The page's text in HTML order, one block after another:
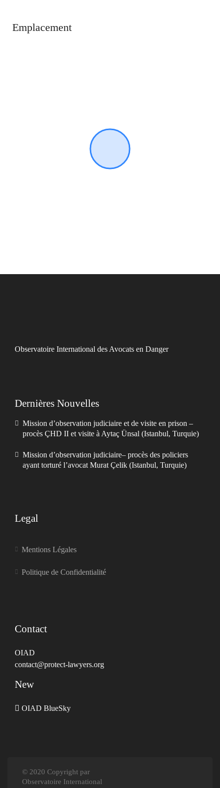
Emplacement
Observatoire International des Avocats en Danger
Dernières Nouvelles
Mission d’observation judiciaire et de visite en prison –
procès ÇHD II et visite à Aytaç Ünsal (Istanbul, Turquie)
Mission d’observation judiciaire– procès des policiers
ayant torturé l’avocat Murat Çelik (Istanbul, Turquie)
Legal
Mentions Légales
Politique de Confidentialité
Contact
OIAD
contact@protect-lawyers.org
New
OIAD BlueSky
© 2020 Copyright par
Observatoire International